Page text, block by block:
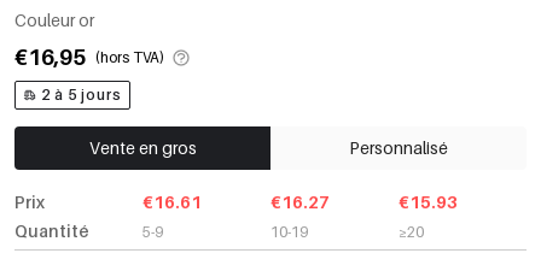
Couleur or
€16,95 (hors TVA)
2 à 5 jours
Vente en gros Personnalisé
Prix
Quantité
€16.61
5-9
€16.27
10-19
€15.93
≥20